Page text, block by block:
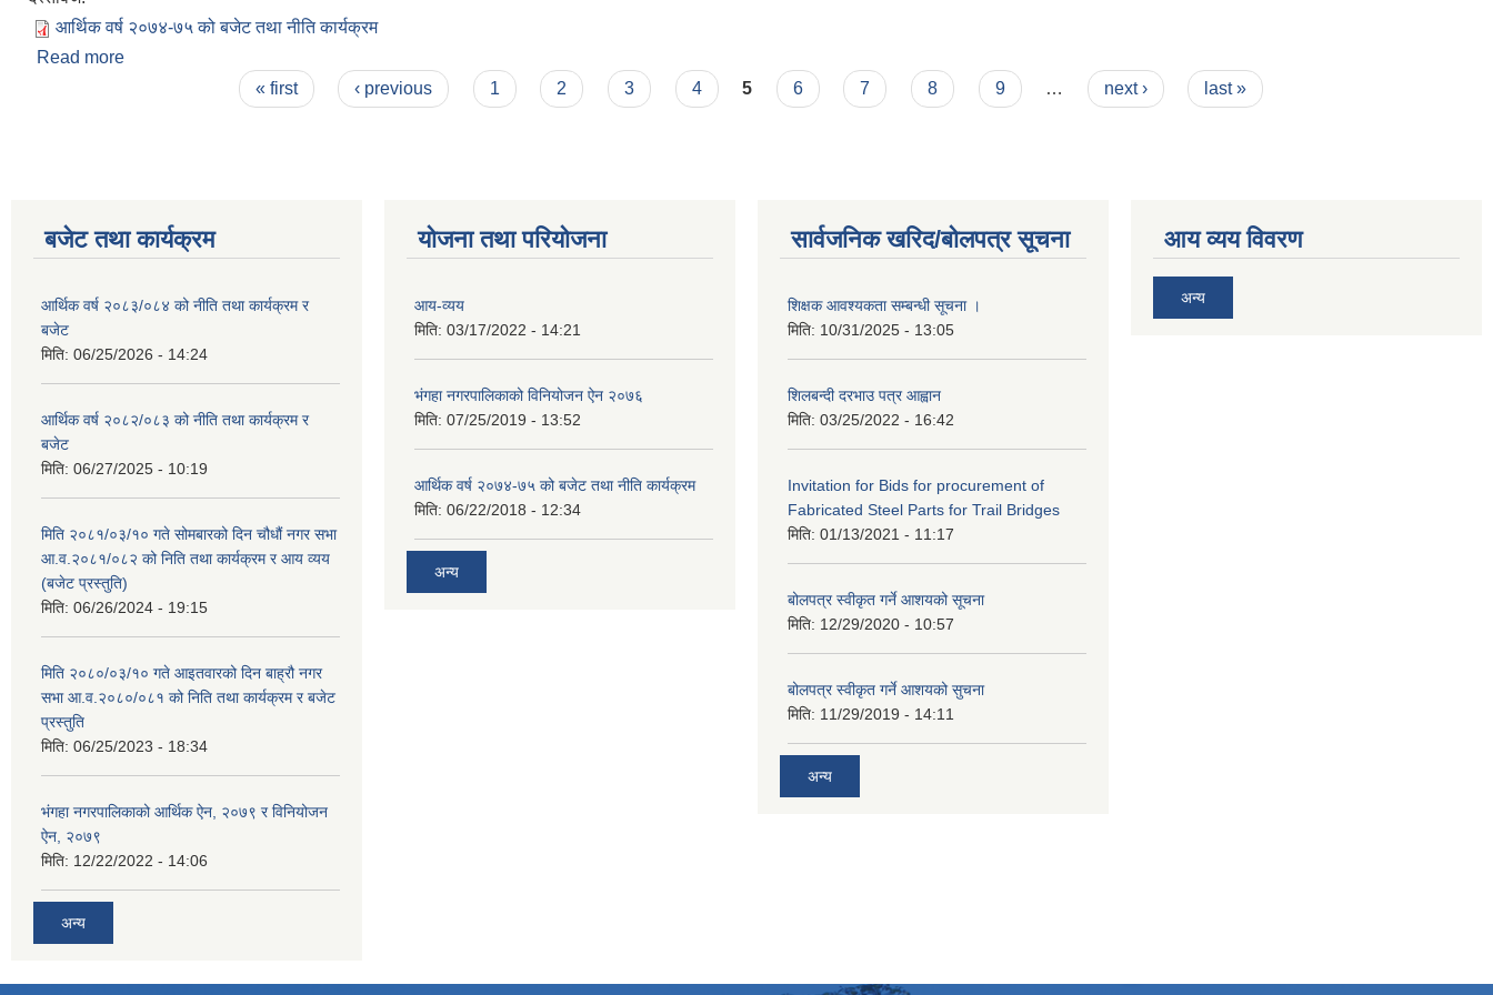
आर्थिक वर्ष २०७४-७५ को बजेट तथा नीति कार्यक्रम
Read more
« first ‹ previous 1 2 3 4 5 6 7 8 9 … next › last »
बजेट तथा कार्यक्रम
आर्थिक वर्ष २०८३/०८४ को नीति तथा कार्यक्रम र
बजेट
मिति: 06/25/2026 - 14:24
आर्थिक वर्ष २०८२/०८३ को नीति तथा कार्यक्रम र
बजेट
मिति: 06/27/2025 - 10:19
मिति २०८१/०३/१० गते सोमबारको दिन चौधौं नगर सभा
आ.व.२०८१/०८२ को निति तथा कार्यक्रम र आय व्यय
(बजेट प्रस्तुति)
मिति: 06/26/2024 - 19:15
मिति २०८०/०३/१० गते आइतवारको दिन बाह्रौ नगर
सभा आ.व.२०८०/०८१ को निति तथा कार्यक्रम र बजेट
प्रस्तुति
मिति: 06/25/2023 - 18:34
भंगहा नगरपालिकाको आर्थिक ऐन, २०७९ र विनियोजन
ऐन, २०७९
मिति: 12/22/2022 - 14:06
अन्य
योजना तथा परियोजना
आय-व्यय
मिति: 03/17/2022 - 14:21
भंगहा नगरपालिकाको विनियोजन ऐन २०७६
मिति: 07/25/2019 - 13:52
आर्थिक वर्ष २०७४-७५ को बजेट तथा नीति कार्यक्रम
मिति: 06/22/2018 - 12:34
अन्य
सार्वजनिक खरिद/बोलपत्र सूचना
शिक्षक आवश्यकता सम्बन्धी सूचना ।
मिति: 10/31/2025 - 13:05
शिलबन्दी दरभाउ पत्र आह्वान
मिति: 03/25/2022 - 16:42
Invitation for Bids for procurement of
Fabricated Steel Parts for Trail Bridges
मिति: 01/13/2021 - 11:17
बोलपत्र स्वीकृत गर्ने आशयको सूचना
मिति: 12/29/2020 - 10:57
बोलपत्र स्वीकृत गर्ने आशयको सुचना
मिति: 11/29/2019 - 14:11
अन्य
आय व्यय विवरण
अन्य